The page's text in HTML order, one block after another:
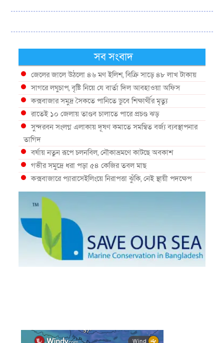
সব সংবাদ
জেলের জালে উঠলো ৪৬ মণ ইলিশ, বিক্রি সাড়ে ৪৮ লাখ টাকায়
সাগরে লঘুচাপ, বৃষ্টি নিয়ে যে বার্তা দিল আবহাওয়া অফিস
কক্সবাজার সমুদ্র সৈকতে পানিতে ডুবে শিক্ষার্থীর মৃত্যু
রাতেই ১০ জেলায় তাণ্ডব চালাতে পারে প্রচণ্ড ঝড়
সুন্দরবন সংলগ্ন এলাকায় দূষণ কমাতে সমন্বিত বর্জ্য ব্যবস্থাপনার
তাগিদ
বর্ষায় নতুন রূপে চলনবিল, নৌকাভ্রমণে কাটছে অবকাশ
গভীর সমুদ্রে ধরা পড়া ৫৪ কেজির তবল মাছ
কক্সবাজারে প্যারাসেইলিংয়ে নিরাপত্তা ঝুঁকি, নেই স্থায়ী পদক্ষেপ
১৩ জেলায় ঝোড়ো হাওয়া-বজ্রবৃষ্টির শঙ্কা, নদীবন্দরে ১ নম্বর
সতর্কসংকেত
দেশের ৫ জেলায় বন্যার শঙ্কা